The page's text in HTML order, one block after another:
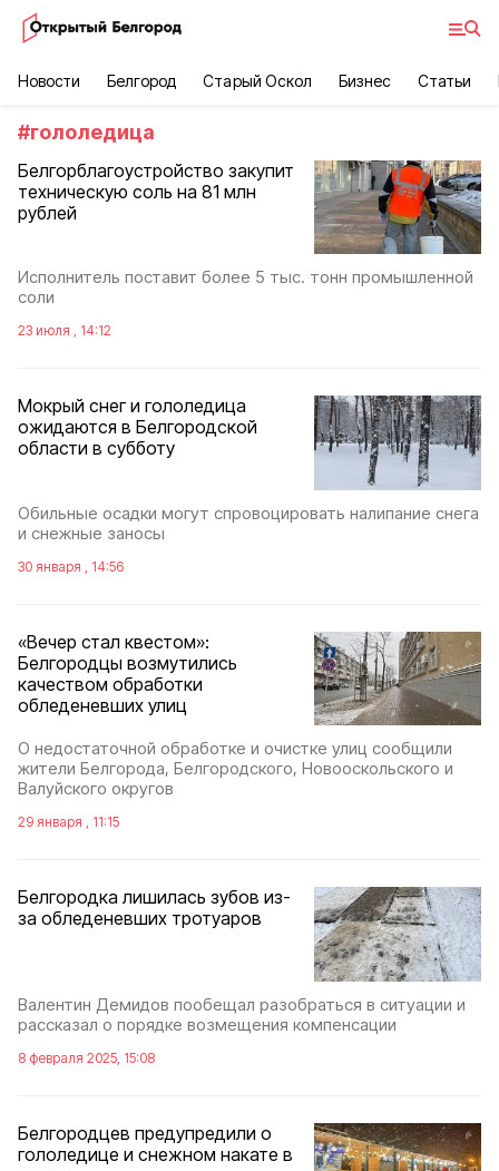
Новости Белгород Старый Оскол Бизнес Статьи
#гололедица
Белгорблагоустройство закупит
техническую соль на 81 млн
рублей
Исполнитель поставит более 5 тыс. тонн промышленной
соли
23 июля , 14:12
Мокрый снег и гололедица
ожидаются в Белгородской
области в субботу
Обильные осадки могут спровоцировать налипание снега
и снежные заносы
30 января , 14:56
«Вечер стал квестом»:
Белгородцы возмутились
качеством обработки
обледеневших улиц
О недостаточной обработке и очистке улиц сообщили
жители Белгорода, Белгородского, Новооскольского и
Валуйского округов
29 января , 11:15
Белгородка лишилась зубов из-
за обледеневших тротуаров
Валентин Демидов пообещал разобраться в ситуации и
рассказал о порядке возмещения компенсации
8 февраля 2025, 15:08
Белгородцев предупредили о
гололедице и снежном накате в